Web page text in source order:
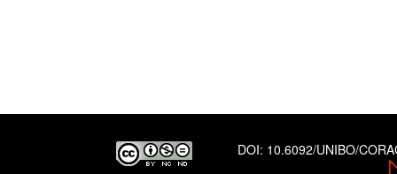
DOI: 10.6092/UNIBO/